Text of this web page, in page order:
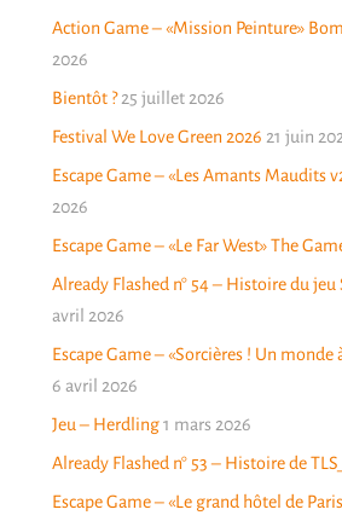
Action Game – «Mission Peinture»
2026
Bientôt ? 25 juillet 2026
Festival We Love Green 2026 21 juin
Escape Game – «Les Amants Maudits
2026
Escape Game – «Le Far West» The
Already Flashed n° 54 – Histoire du jeu
avril 2026
Escape Game – «Sorcières ! Un monde
6 avril 2026
Jeu – Herdling 1 mars 2026
Already Flashed n° 53 – Histoire de
Escape Game – «Le grand hôtel de